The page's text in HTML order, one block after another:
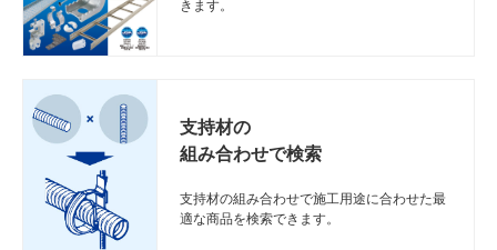
きます。
支持材の
組み合わせで検索
支持材の組み合わせで施工用途に合わせた最
適な商品を検索できます。